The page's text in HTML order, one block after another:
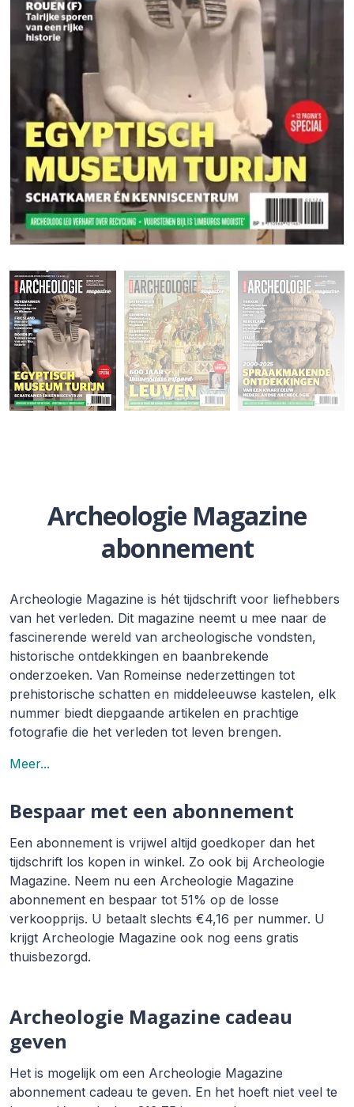
Archeologie Magazine
abonnement
Archeologie Magazine is hét tijdschrift voor liefhebbers
van het verleden. Dit magazine neemt u mee naar de
fascinerende wereld van archeologische vondsten,
historische ontdekkingen en baanbrekende
onderzoeken. Van Romeinse nederzettingen tot
prehistorische schatten en middeleeuwse kastelen, elk
nummer biedt diepgaande artikelen en prachtige
fotografie die het verleden tot leven brengen.
Meer...
Bespaar met een abonnement
Een abonnement is vrijwel altijd goedkoper dan het
tijdschrift los kopen in winkel. Zo ook bij Archeologie
Magazine. Neem nu een Archeologie Magazine
abonnement en bespaar tot 51% op de losse
verkoopprijs. U betaalt slechts €4,16 per nummer. U
krijgt Archeologie Magazine ook nog eens gratis
thuisbezorgd.
Archeologie Magazine cadeau
geven
Het is mogelijk om een Archeologie Magazine
abonnement cadeau te geven. En het hoeft niet veel te